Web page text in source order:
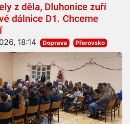
z děla, Dluhonice zuří
dálnice D1. Chceme
18:14 Doprava Přerovsko